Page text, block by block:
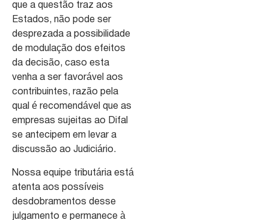
que a questão traz aos
Estados, não pode ser
desprezada a possibilidade
de modulação dos efeitos
da decisão, caso esta
venha a ser favorável aos
contribuintes, razão pela
qual é recomendável que as
empresas sujeitas ao Difal
se antecipem em levar a
discussão ao Judiciário.
Nossa equipe tributária está
atenta aos possíveis
desdobramentos desse
julgamento e permanece à